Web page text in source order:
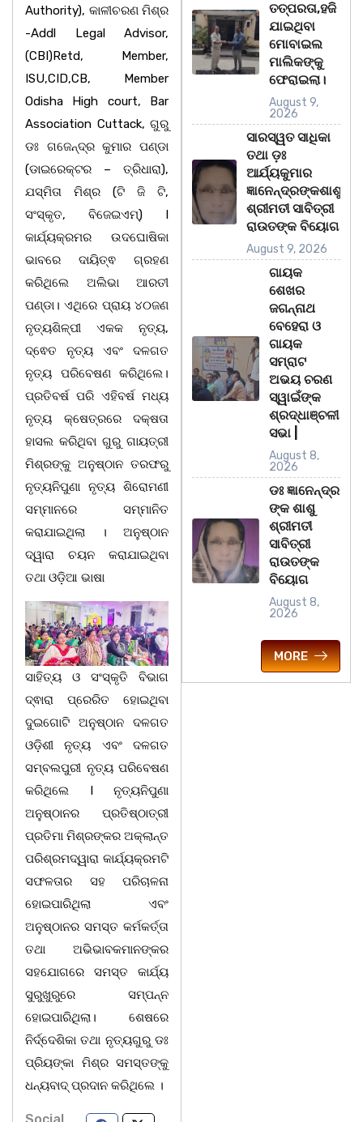
Authority), କାଳୀଚରଣ ମିଶ୍ର
-Addl Legal Advisor,
(CBI)Retd, Member,
ISU,CID,CB, Member
Odisha High court, Bar
Association Cuttack, ଗୁରୁ
ଡଃ ଗଜେନ୍ଦ୍ର କୁମାର ପଣ୍ଡା
(ଡାଇରେକ୍ଟର – ତ୍ରିଧାରା),
ଯସ୍ମିତା ମିଶ୍ର (ଟି ଜି ଟି,
ସଂସ୍କୃତ, ବିଜେଇଏମ୍) I
କାର୍ଯ୍ୟକ୍ରମର ଉଦଘୋଷିକା
ଭାବରେ ଦାୟିତ୍ଵ ଗ୍ରହଣ
କରିଥିଲେ ଅଲିଭା ଆରତୀ
ପଣ୍ଡା। ଏଥିରେ ପ୍ରାୟ ୪୦ଜଣ
ନୃତ୍ୟଶିଳ୍ପୀ ଏକକ ନୃତ୍ୟ,
ଦ୍ଵେତ ନୃତ୍ୟ ଏବଂ ଦଳଗତ
ନୃତ୍ୟ ପରିବେଷଣ କରିଥିଲେ।
ପ୍ରତିବର୍ଷ ପରି ଏହିବର୍ଷ ମଧ୍ୟ
ନୃତ୍ୟ କ୍ଷେତ୍ରରେ ଦକ୍ଷତା
ହାସଲ କରିଥିବା ଗୁରୁ ଗାୟତ୍ରୀ
ମିଶ୍ରଙ୍କୁ ଅନୁଷ୍ଠାନ ତରଫରୁ
ନୃତ୍ୟନିପୁଣା ନୃତ୍ୟ ଶିରୋମଣୀ
ସମ୍ମାନରେ ସମ୍ମାନିତ
କରାଯାଇଥିଲା । ଅନୁଷ୍ଠାନ
ଦ୍ୱାରା ଚୟନ କରାଯାଇଥିବା
ତଥା ଓଡ଼ିଆ ଭାଷା
ସାହିତ୍ୟ ଓ ସଂସ୍କୃତି ବିଭାଗ
ଦ୍ଵାରା ପ୍ରେରିତ ହୋଇଥିବା
ଦୁଇଗୋଟି ଅନୁଷ୍ଠାନ ଦଳଗତ
ଓଡ଼ିଶୀ ନୃତ୍ୟ ଏବଂ ଦଳଗତ
ସମ୍ବଲପୁରୀ ନୃତ୍ୟ ପରିବେଷଣ
କରିଥିଲେ I ନୃତ୍ୟନିପୁଣା
ଅନୁଷ୍ଠାନର ପ୍ରତିଷ୍ଠାତ୍ରୀ
ପ୍ରତିମା ମିଶ୍ରଙ୍କର ଅକ୍ଲାନ୍ତ
ପରିଶ୍ରମଦ୍ୱାରା କାର୍ଯ୍ୟକ୍ରମଟି
ସଫଳତାର ସହ ପରିଚାଳନା
ହୋଇପାରିଥିଲା ଏବଂ
ଅନୁଷ୍ଠାନର ସମସ୍ତ କର୍ମକର୍ତ୍ତା
ତଥା ଅଭିଭାବକମାନଙ୍କର
ସହଯୋଗରେ ସମସ୍ତ କାର୍ଯ୍ୟ
ସୁରୁଖୁରୁରେ ସମ୍ପନ୍ନ
ହୋଇପାରିଥିଲା। ଶେଷରେ
ନିର୍ଦ୍ଦେଶିକା ତଥା ନୃତ୍ୟଗୁରୁ ଡଃ
ପ୍ରିୟଙ୍କା ମିଶ୍ର ସମସ୍ତଙ୍କୁ
ଧନ୍ୟବାଦ୍ ପ୍ରଦାନ କରିଥିଲେ ।
Social
ତତ୍‌ପରତା,ହଜି
ଯାଇଥିବା
ମୋବାଇଲ
ମାଲିକଙ୍କୁ
ଫେରାଇଲା।
August 9,
2026
ସାରସ୍ୱତ ସାଧିକା
ତଥା ଡ଼ଃ
ଆର୍ଯ୍ୟକୁମାର
ଜ୍ଞାନେନ୍ଦ୍ରଙ୍କଶାଶୁ
ଶ୍ରୀମତୀ ସାବିତ୍ରୀ
ରାଉତଙ୍କ ବିୟୋଗ
August 9, 2026
ଗାୟକ
ଶେଖର
ଜଗନ୍ନାଥ
ବେହେରା ଓ
ଗାୟକ
ସମ୍ରାଟ
ଅଭୟ ଚରଣ
ସ୍ୱାଇଁଙ୍କ
ଶ୍ରଦ୍ଧାଞ୍ଚଳୀ
ସଭା |
August 8,
2026
ଡଃ ଜ୍ଞାନେନ୍ଦ୍ର
ଙ୍କ ଶାଶୁ
ଶ୍ରୀମତୀ
ସାବିତ୍ରୀ
ରାଉତଙ୍କ
ବିୟୋଗ
August 8,
2026
MORE